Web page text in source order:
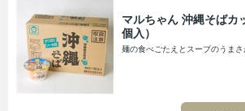
マルちゃん 沖縄そばカ
個入）
麺の食べごたえとスープのうまさ